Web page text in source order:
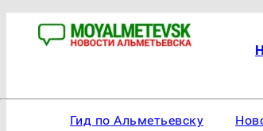
Гид по Альметьевску